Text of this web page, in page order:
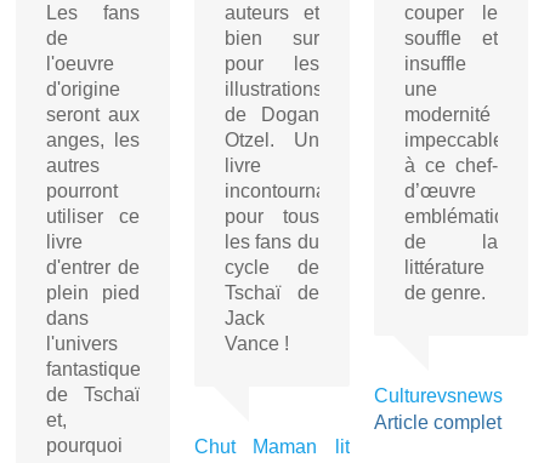
Les fans
de
l'oeuvre
d'origine
seront aux
anges, les
autres
pourront
utiliser ce
livre
d'entrer de
plein pied
dans
l'univers
fantastique
de Tschaï
et,
pourquoi
auteurs et
bien sur
pour les
illustrations
de Dogan
Otzel. Un
livre
incontournable
pour tous
les fans du
cycle de
Tschaï de
Jack
Vance !
Chut Maman lit
couper le
souffle et
insuffle
une
modernité
impeccable
à ce chef-
d’œuvre
emblématique
de la
littérature
de genre.
Culturevsnews
Article complet